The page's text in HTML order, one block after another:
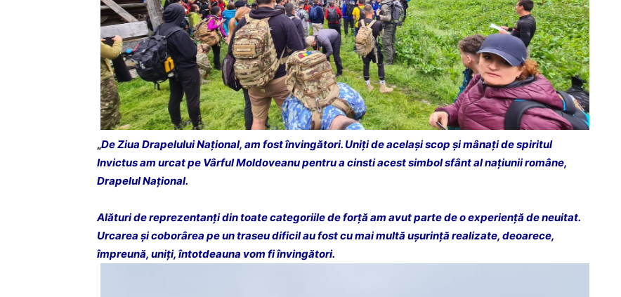
„De Ziua Drapelului Național, am fost învingători. Uniți de același scop și mânați de spiritul
Invictus am urcat pe Vârful Moldoveanu pentru a cinsti acest simbol sfânt al națiunii române,
Drapelul Național.
Alături de reprezentanți din toate categoriile de forță am avut parte de o experiență de neuitat.
Urcarea și coborârea pe un traseu dificil au fost cu mai multă ușurință realizate, deoarece,
împreună, uniți, întotdeauna vom fi învingători.